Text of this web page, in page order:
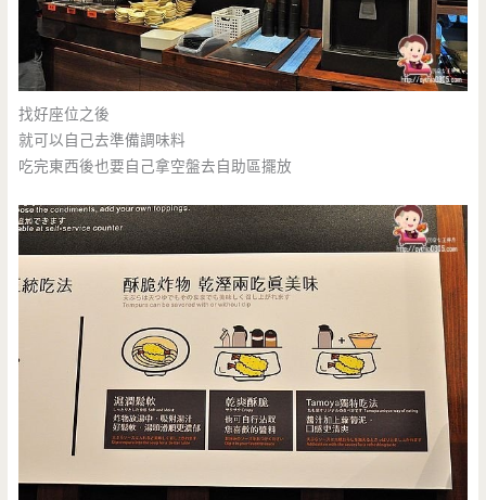
找好座位之後
就可以自己去準備調味料
吃完東西後也要自己拿空盤去自助區擺放